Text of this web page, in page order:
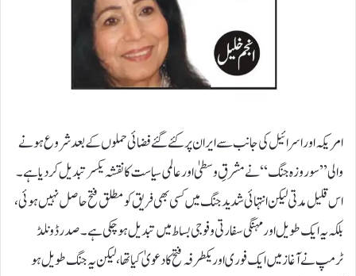
امریکہ اور اسرائیل کی جانب سے ایران پر کئے گئے فضائی حملوں کے بعد شروع ہونے
والی’’سو روزہ جنگ ‘‘ نے مشرقِ وسطیٰ اور عالمی سیاست کا نقشہ یکسر تبدیل کر دیا ہے۔
اس قلیل مدتی لیکن انتہائی شدید جنگ میں کسی بھی فریق کو مطلق فتح حاصل نہیں ہوئی،
بلکہ یہ ایک طویل اور مہنگی سفارتی و فوجی بساط میں تبدیل ہو چکی ہے۔ صدر ڈونلڈ
ٹرمپ نے آغاز میں ایک فوری اور یکطرفہ فتح کا دعویٰ کیا تھا، لیکن یہ جنگ طویل ہو